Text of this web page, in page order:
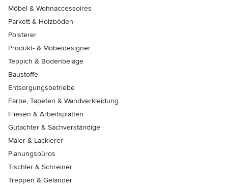
Möbel & Wohnaccessoires
Parkett & Holzböden
Polsterer
Produkt- & Möbeldesigner
Teppich & Bodenbeläge
Baustoffe
Entsorgungsbetriebe
Farbe, Tapeten & Wandverkleidung
Fliesen & Arbeitsplatten
Gutachter & Sachverständige
Maler & Lackierer
Planungsbüros
Tischler & Schreiner
Treppen & Geländer